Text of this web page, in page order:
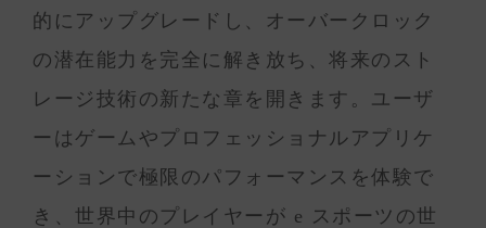
的にアップグレードし、オーバークロック
の潜在能力を完全に解き放ち、将来のスト
レージ技術の新たな章を開きます。ユーザ
ーはゲームやプロフェッショナルアプリケ
ーションで極限のパフォーマンスを体験で
き、世界中のプレイヤーが e スポーツの世